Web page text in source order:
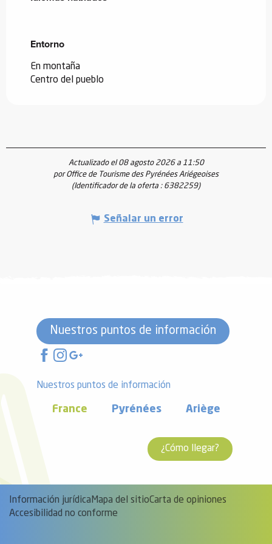
Entorno
Entorno
En montaña
Centro del pueblo
Actualizado el 08 agosto 2026 a 11:50
por Office de Tourisme des Pyrénées Ariégeoises
(Identificador de la oferta : 6382259)
Señalar un error
Nuestros puntos de información
Nuestros puntos de información
France Pyrénées Ariège
¿Cómo llegar?
Información jurídica Mapa del sitioCarta de opiniones
Accesibilidad no conforme